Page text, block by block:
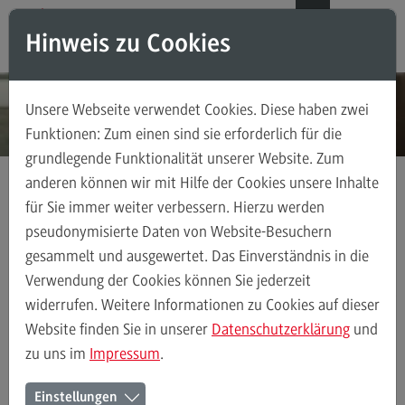
Direkt zum Inhalt
Direkt zum Hauptmenu
Direkt zum Footer
Modul-O-Mat
Masterstudiengänge
Accounting, Controlling, Taxation
Accounting, Controlling, Taxation
Modulangebot
Berufsperspektiven
Kontakt
Advanced Practice in Healthcare
Advanced Practice in Healthcare
Rahmenbedingungen
Kontakt Ansprechpersonen Weiterbildung
Ansprechpersonen Alle Kontakte (alphabetisch)
Ansprechpersonen des Bereichs
Hinweis zu Cookies
Unsere Webseite verwendet Cookies. Diese haben zwei
Funktionen: Zum einen sind sie erforderlich für die
grundlegende Funktionalität unserer Website. Zum
anderen können wir mit Hilfe der Cookies unsere Inhalte
für Sie immer weiter verbessern. Hierzu werden
pseudonymisierte Daten von Website-Besuchern
gesammelt und ausgewertet. Das Einverständnis in die
Verwendung der Cookies können Sie jederzeit
widerrufen. Weitere Informationen zu Cookies auf dieser
Website finden Sie in unserer Datenschutzerklärung und
zu uns im Impressum.
Einstellungen